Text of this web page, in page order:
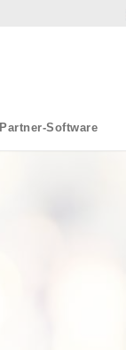
Partner-Software